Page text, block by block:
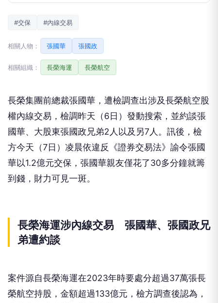
#交保 #內線交易
相關人物： 張國華 張國政
相關組織： 長榮海運 長榮航空
長榮集團前總裁張國華，遭檢調查出涉及長榮航空股
權內線交易，檢調昨天（6日）發動搜索，並約談張
國華、大股東張國政兄弟2人以及另7人。訊後，檢
方今天（7日）凌晨依違反《證券交易法》諭令張國
華以1.2億元交保，張國華親友僅花了30多分鐘就籌
到錢，財力可見一斑。
長榮海運涉內線交易 張國華、張國政兄
弟遭約談
案件源自長榮海運在2023年時要處分超過37萬張長
榮航空持股，金額超過133億元，檢方調查後認為，